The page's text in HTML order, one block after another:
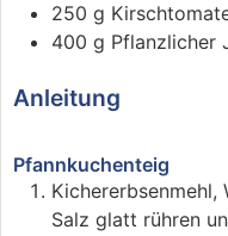
250 g
400 g Pflanzlicher
Anleitung
Pfannkuchenteig
Kichererbsenmehl,
Salz glatt rühren